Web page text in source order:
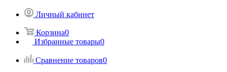
Личный кабинет
Корзина0
Избранные товары0
Сравнение товаров0